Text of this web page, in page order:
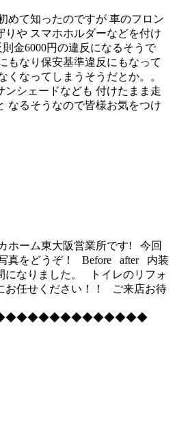
めて知ったのですが 車のフロン
りや スマホホルダーなどを付け
金6000円の違反になるそうで
もなり保安基準違反にもなって
くなってしまうそうだとか。。
ンシェードなども 付けたまま走
なるそうなので皆様お気をつけ
ホーム東大阪営業所です! 今回
真をどうぞ！ Before after 内装
になりました。 トイレのリフォ
お任せください！！ ご来店お待